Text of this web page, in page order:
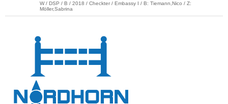
W / DSP / B / 2018 / Checkter / Embassy I / B: Tiemann,Nico / Z:
Möller,Sabrina